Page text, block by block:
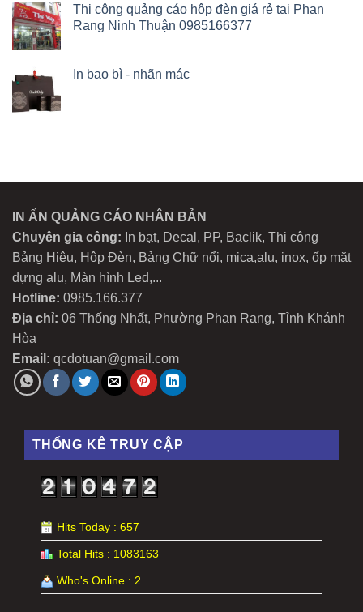
Thi công quảng cáo hộp đèn giá rẻ tại Phan
Rang Ninh Thuận 0985166377
In bao bì - nhãn mác
IN ẤN QUẢNG CÁO NHÂN BẢN
Chuyên gia công: In bạt, Decal, PP, Baclik, Thi công
Bảng Hiệu, Hộp Đèn, Bảng Chữ nổi, mica,alu, inox, ốp mặt
dựng alu, Màn hình Led,...
Hotline: 0985.166.377
Địa chỉ: 06 Thống Nhất, Phường Phan Rang, Tỉnh Khánh
Hòa
Email: qcdotuan@gmail.com
THỐNG KÊ TRUY CẬP
Hits Today : 657
Total Hits : 1083163
Who's Online : 2